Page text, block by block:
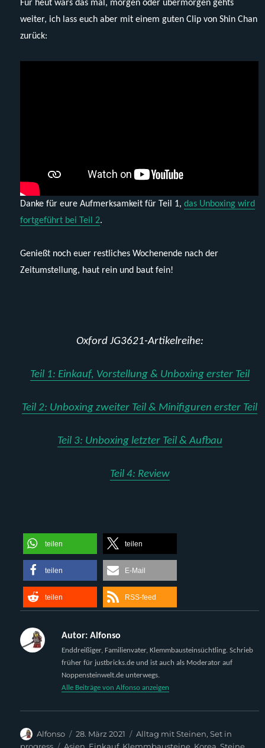
Für heut wars das mal, morgen oder übermorgen gehts
weiter, ich lass euch aber mit einem guten Clip von Shin Chan
zurück:
Danke für eure Aufmerksamkeit für Teil 1,das Unboxing wird
fortgeführt bei Teil 2.
Genießt noch euer restliches Wochenende nach der
Zeitumstellung, haut rein und baut fein!
Oxford JG3621-Artikelreihe:
Teil 1: Einkauf, Vorstellung & Unboxing erster Teil
Teil 2: Unboxing zweiter Teil & Minifiguren erster Teil
Teil 3: Unboxing letzter Teil & Aufbau
Teil 4: Review
teilen teilen
teilen E-Mail
teilen RSS-feed
Autor: Alfonso
Enddreißiger, Familienvater, Klemmbausteinsüchtling. Schrieb
früher für justbricks.de und ist auch als Moderator auf
Noppensteinwelt.de unterwegs.
Alle Beiträge von Alfonso anzeigen
Autor
Alfonso
Veröffentlicht
am
28. März 2021 Kategorien
Alltag mit Steinen,Set in
Schlagwörter